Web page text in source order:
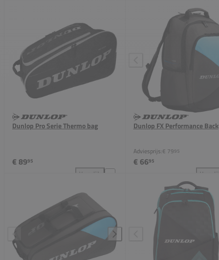
Dunlop Elite Thermo Bag toevoegen aan
Dunlop Pro Serie Thermo bag
€ 8995
Vergelijk
Dunlop Pro Serie Thermo bag toevoegen aan
Dunlop FX Performance
Adviesprijs:€ 7995
€ 6695